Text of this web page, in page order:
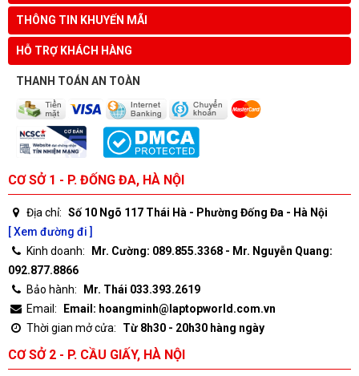
THÔNG TIN KHUYẾN MÃI
HỖ TRỢ KHÁCH HÀNG
THANH TOÁN AN TOÀN
CƠ SỞ 1 - P. ĐỐNG ĐA, HÀ NỘI
Địa chỉ: Số 10 Ngõ 117 Thái Hà - Phường Đống Đa - Hà Nội
[ Xem đường đi ]
Kinh doanh:
Mr. Cường: 089.855.3368 - Mr. Nguyễn Quang:
092.877.8866
Bảo hành:
Mr. Thái 033.393.2619
Email:
Email: hoangminh@laptopworld.com.vn
Thời gian mở cửa:
Từ 8h30 - 20h30 hàng ngày
CƠ SỞ 2 - P. CẦU GIẤY, HÀ NỘI